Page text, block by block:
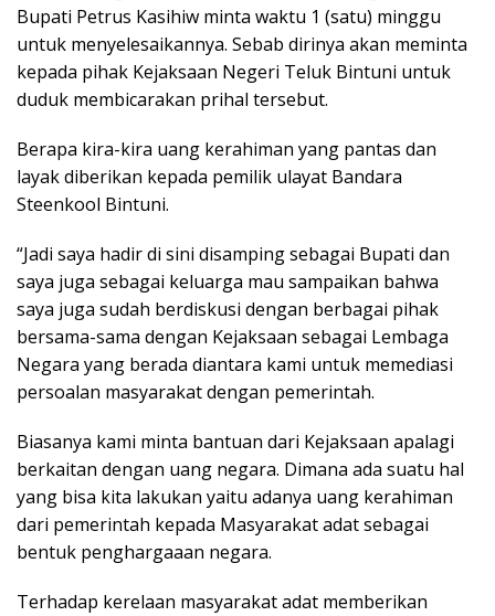
Bupati Petrus Kasihiw minta waktu 1 (satu) minggu
untuk menyelesaikannya. Sebab dirinya akan meminta
kepada pihak Kejaksaan Negeri Teluk Bintuni untuk
duduk membicarakan prihal tersebut.
Berapa kira-kira uang kerahiman yang pantas dan
layak diberikan kepada pemilik ulayat Bandara
Steenkool Bintuni.
“Jadi saya hadir di sini disamping sebagai Bupati dan
saya juga sebagai keluarga mau sampaikan bahwa
saya juga sudah berdiskusi dengan berbagai pihak
bersama-sama dengan Kejaksaan sebagai Lembaga
Negara yang berada diantara kami untuk memediasi
persoalan masyarakat dengan pemerintah.
Biasanya kami minta bantuan dari Kejaksaan apalagi
berkaitan dengan uang negara. Dimana ada suatu hal
yang bisa kita lakukan yaitu adanya uang kerahiman
dari pemerintah kepada Masyarakat adat sebagai
bentuk penghargaaan negara.
Terhadap kerelaan masyarakat adat memberikan